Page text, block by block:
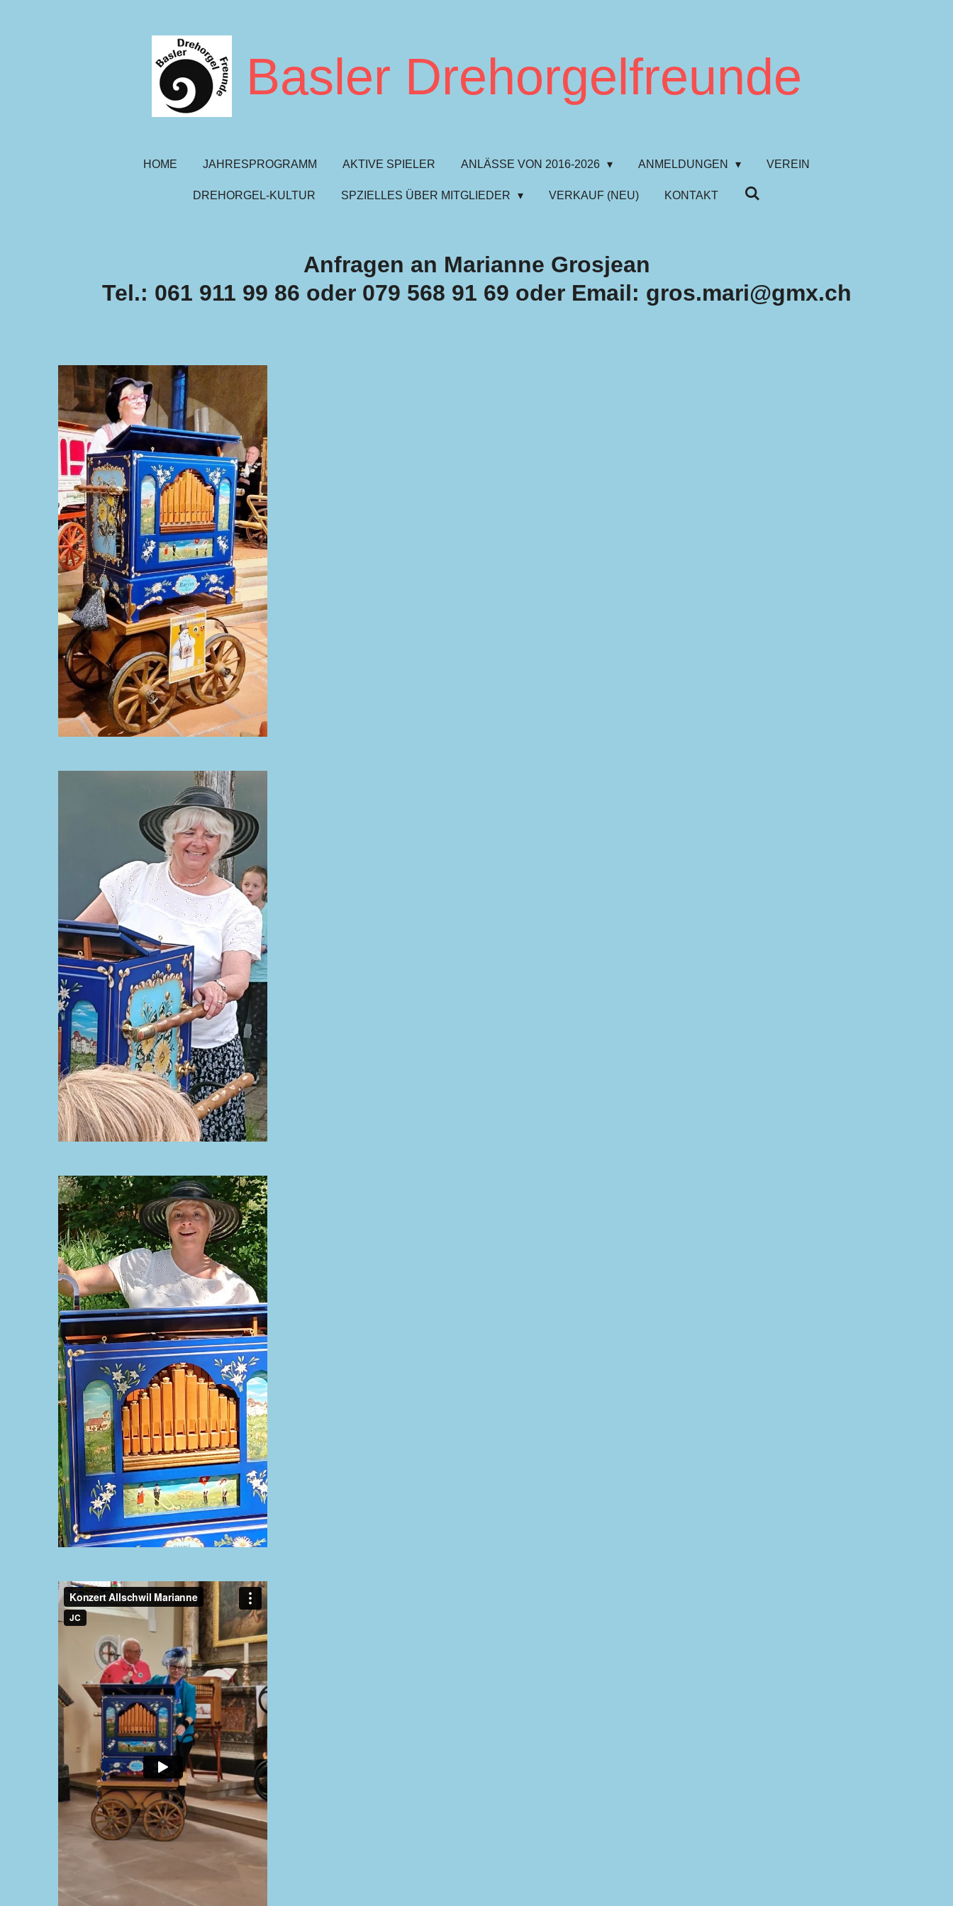
Basler Drehorgelfreunde
HOME JAHRESPROGRAMM AKTIVE SPIELER ANLÄSSE VON 2016-2026 ANMELDUNGEN VEREIN
DREHORGEL-KULTUR SPZIELLES ÜBER MITGLIEDER VERKAUF (NEU) KONTAKT
Anfragen an Marianne Grosjean
Tel.: 061 911 99 86 oder 079 568 91 69 oder Email: gros.mari@gmx.ch